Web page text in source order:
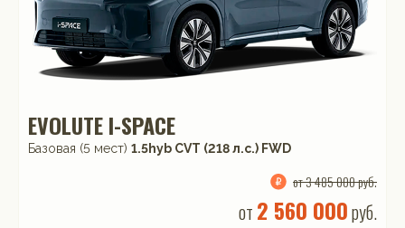
EVOLUTE I-SPACE
Базовая (5 мест) 1.5hyb CVT (218 л.с.) FWD
от 3 485 000 руб.
от 2 560 000руб.